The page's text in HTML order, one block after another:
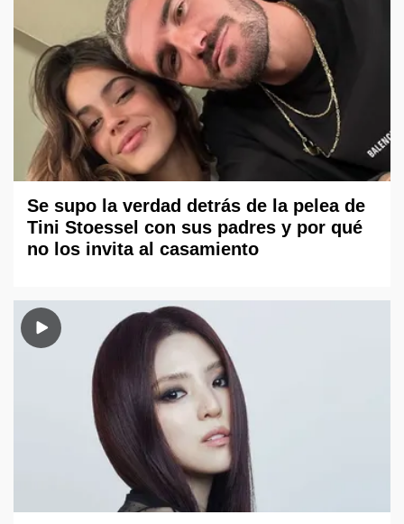
Se supo la verdad detrás de la pelea de
Tini Stoessel con sus padres y por qué
no los invita al casamiento